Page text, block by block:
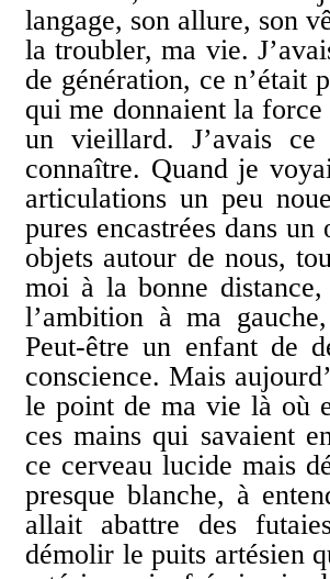
langage, son allure, son
la troubler, ma vie.
de génération, ce n’était
qui me donnaient la
un vieillard. J’avais
connaître. Quand je
articulations un peu
pures encastrées dans
objets autour de nous,
moi à la bonne
l’ambition à ma
Peut-être un enfant de
conscience. Mais
le point de ma vie là où
ces mains qui savaient
ce cerveau lucide mais
presque blanche, à
allait abattre des
démolir le puits artésien